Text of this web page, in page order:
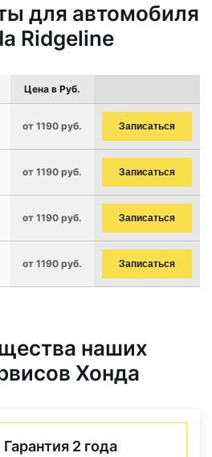
для автомобиля
Ridgeline
Цена в Руб.
от 1190 руб. Записаться
от 1190 руб. Записаться
от 1190 руб. Записаться
от 1190 руб. Записаться
наших
Хонда
Гарантия 2 года